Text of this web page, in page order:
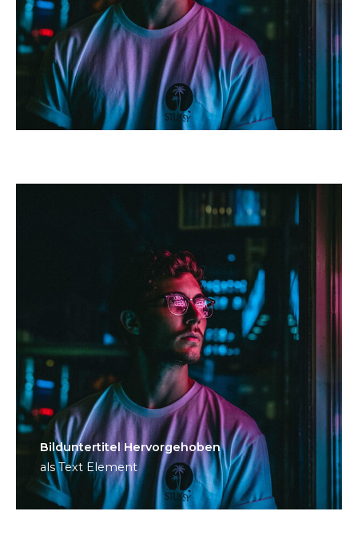
Bild­unter­titel Hervorgehoben
als Text Element